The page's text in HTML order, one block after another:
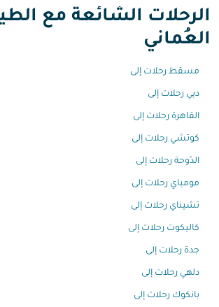
الرحلات الشائعة مع
العُماني
مسقط رحلات إلى
دبي رحلات إلى
القاهرة رحلات إلى
كوتشي رحلات إلى
الدّوحة رحلات إلى
مومباي رحلات إلى
تشيناي رحلات إلى
كاليكوت رحلات إلى
جدة رحلات إلى
دلهي رحلات إلى
بانكوك رحلات إلى